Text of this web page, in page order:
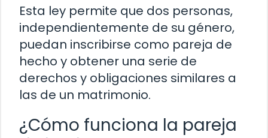
Esta ley permite que dos personas,
independientemente de su género,
puedan inscribirse como pareja de
hecho y obtener una serie de
derechos y obligaciones similares a
las de un matrimonio.
¿Cómo funciona la pareja